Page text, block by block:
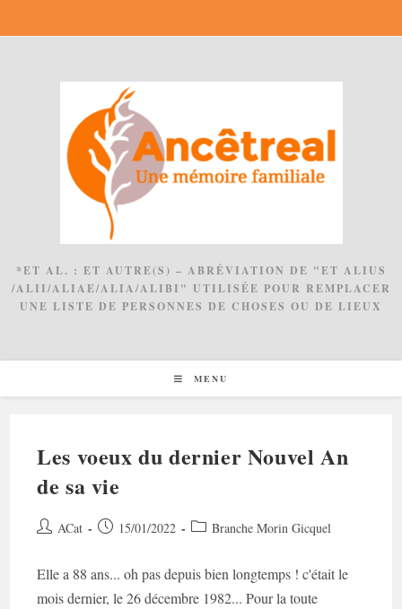
*ET AL. : ET AUTRE(S) – ABRÉVIATION DE "ET ALIUS
/ALII/ALIAE/ALIA/ALIBI" UTILISÉE POUR REMPLACER
UNE LISTE DE PERSONNES DE CHOSES OU DE LIEUX
MENU
Les voeux du dernier Nouvel An
de sa vie
Auteur/autrice
publication :
ACat
Post 15/01/2022
PostBranche Morin Gicquel
Elle a 88 ans... oh pas depuis bien longtemps ! c'était le
mois dernier, le 26 décembre 1982... Pour la toute